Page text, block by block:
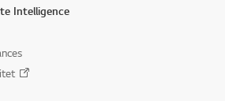
Intelligence